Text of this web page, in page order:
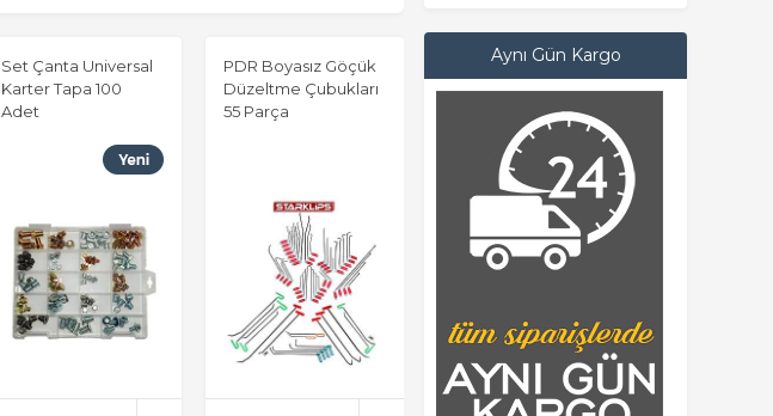
Set Çanta Universal
Karter Tapa 100
Adet
PDR Boyasız Göçük
Düzeltme Çubukları
55 Parça
Aynı Gün Kargo